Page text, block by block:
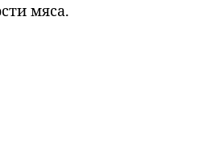
мяса.